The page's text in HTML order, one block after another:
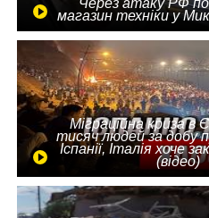
Через атаку РФ
магазин техніки у
Міграційна криза в
тисяч людей за добу
Іспанії, Італія хоче
(відео)